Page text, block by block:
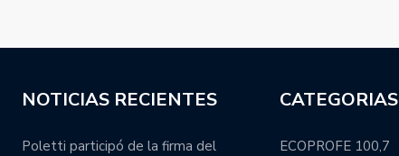
las prácticas para la Liga Argentina: cuándo se suman los
el operativo retorno a la Primera División.
NOTICIAS RECIENTES
Poletti participó de la firma del
CATEGORIAS
ECOPROFE 100,7